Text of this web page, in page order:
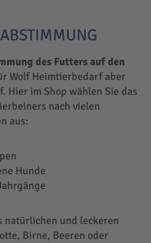
des Futters auf den
Wolf Heimtierbedarf aber
Hier im Shop wählen Sie das
nach vielen
aus:
Hunde
natürlichen und leckeren
Birne, Beeren oder